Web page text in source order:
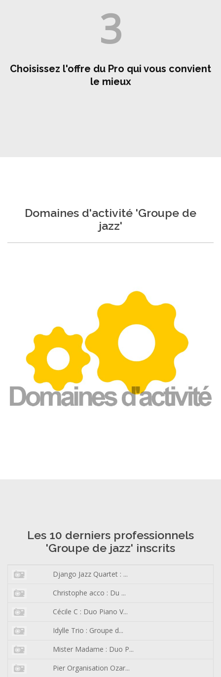
3
Choisissez l'offre du Pro qui vous convient
le mieux
Domaines d'activité 'Groupe de
jazz'
Les 10 derniers professionnels
'Groupe de jazz' inscrits
Django Jazz Quartet : ...
Christophe acco : Du ...
Cécile C : Duo Piano V...
Idylle Trio : Groupe d...
Mister Madame : Duo P...
Pier Organisation Ozar...